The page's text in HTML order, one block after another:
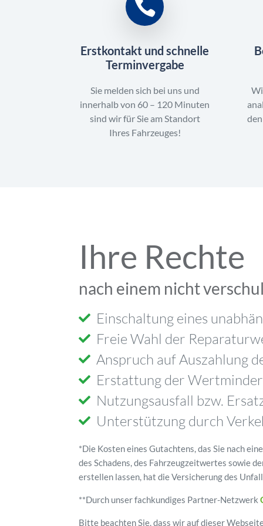
Erstkontakt und schnelle
Terminvergabe
Sie melden sich bei uns und
innerhalb von 60 – 120 Minuten
sind wir für Sie am Standort
Ihres Fahrzeuges!
Ihre Rechte
nach einem nicht
Einschaltung eines
Freie Wahl der
Anspruch auf Auszahlung
Erstattung der
Nutzungsausfall bzw.
Unterstützung durch
*Die Kosten eines Gutachtens, das Sie nach
des Schadens, des Fahrzeugzeitwertes sowie
erstellen lassen, hat die Versicherung des
**Durch unser fachkundiges Partner-Netzwerk
Bitte beachten Sie, dass wir auf dieser